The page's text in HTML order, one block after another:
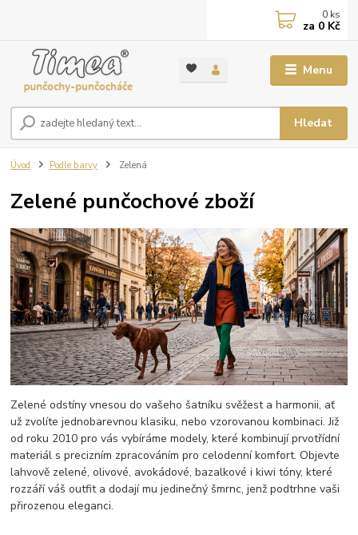
Menu
Hledat
0 ks
za 0 Kč
Úvod Podle barvy Zelená
Zelené punčochové zboží
Zelené odstíny vnesou do vašeho šatníku svěžest a harmonii, ať
už zvolíte jednobarevnou klasiku, nebo vzorovanou kombinaci. Již
od roku 2010 pro vás vybíráme modely, které kombinují prvotřídní
materiál s precizním zpracováním pro celodenní komfort. Objevte
lahvově zelené, olivové, avokádové, bazalkové i kiwi tóny, které
rozzáří váš outfit a dodají mu jedinečný šmrnc, jenž podtrhne vaši
přirozenou eleganci.